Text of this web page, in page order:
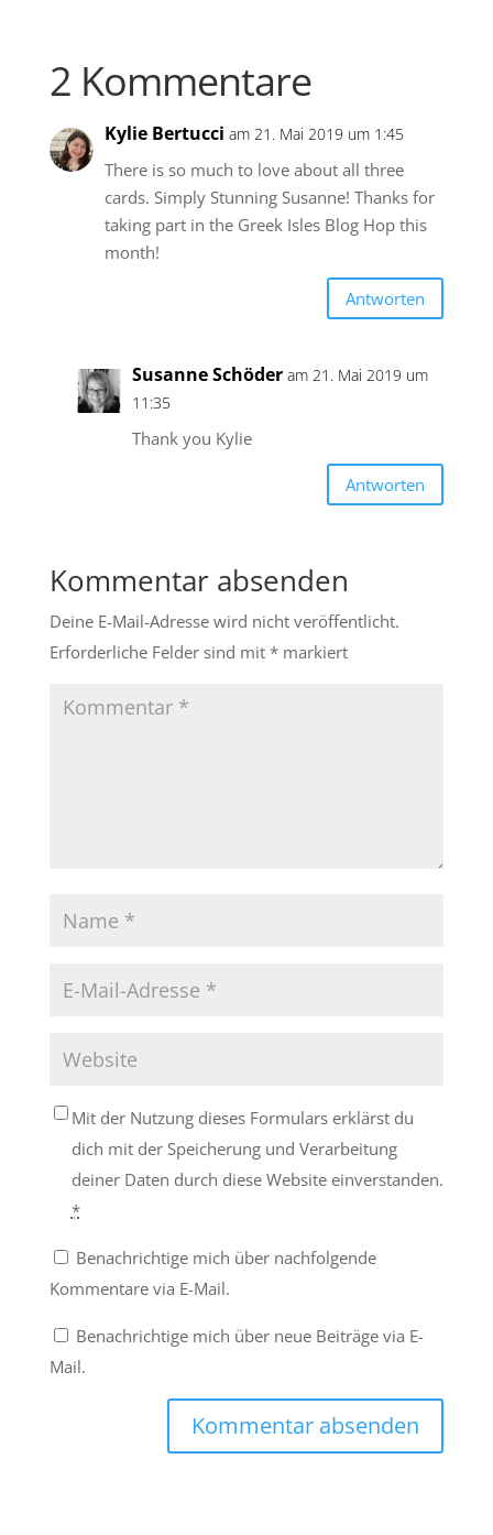
2 Kommentare
Kylie Bertucci am 21. Mai 2019 um 1:45
There is so much to love about all three
cards. Simply Stunning Susanne! Thanks for
taking part in the Greek Isles Blog Hop this
month!
Antworten
Susanne Schöder am 21. Mai 2019 um
11:35
Thank you Kylie
Antworten
Kommentar absenden
Deine E-Mail-Adresse wird nicht veröffentlicht.
Erforderliche Felder sind mit *markiert
Mit der Nutzung dieses Formulars erklärst du
dich mit der Speicherung und Verarbeitung
deiner Daten durch diese Website einverstanden.
*
Benachrichtige mich über nachfolgende
Kommentare via E-Mail.
Benachrichtige mich über neue Beiträge via E-
Mail.